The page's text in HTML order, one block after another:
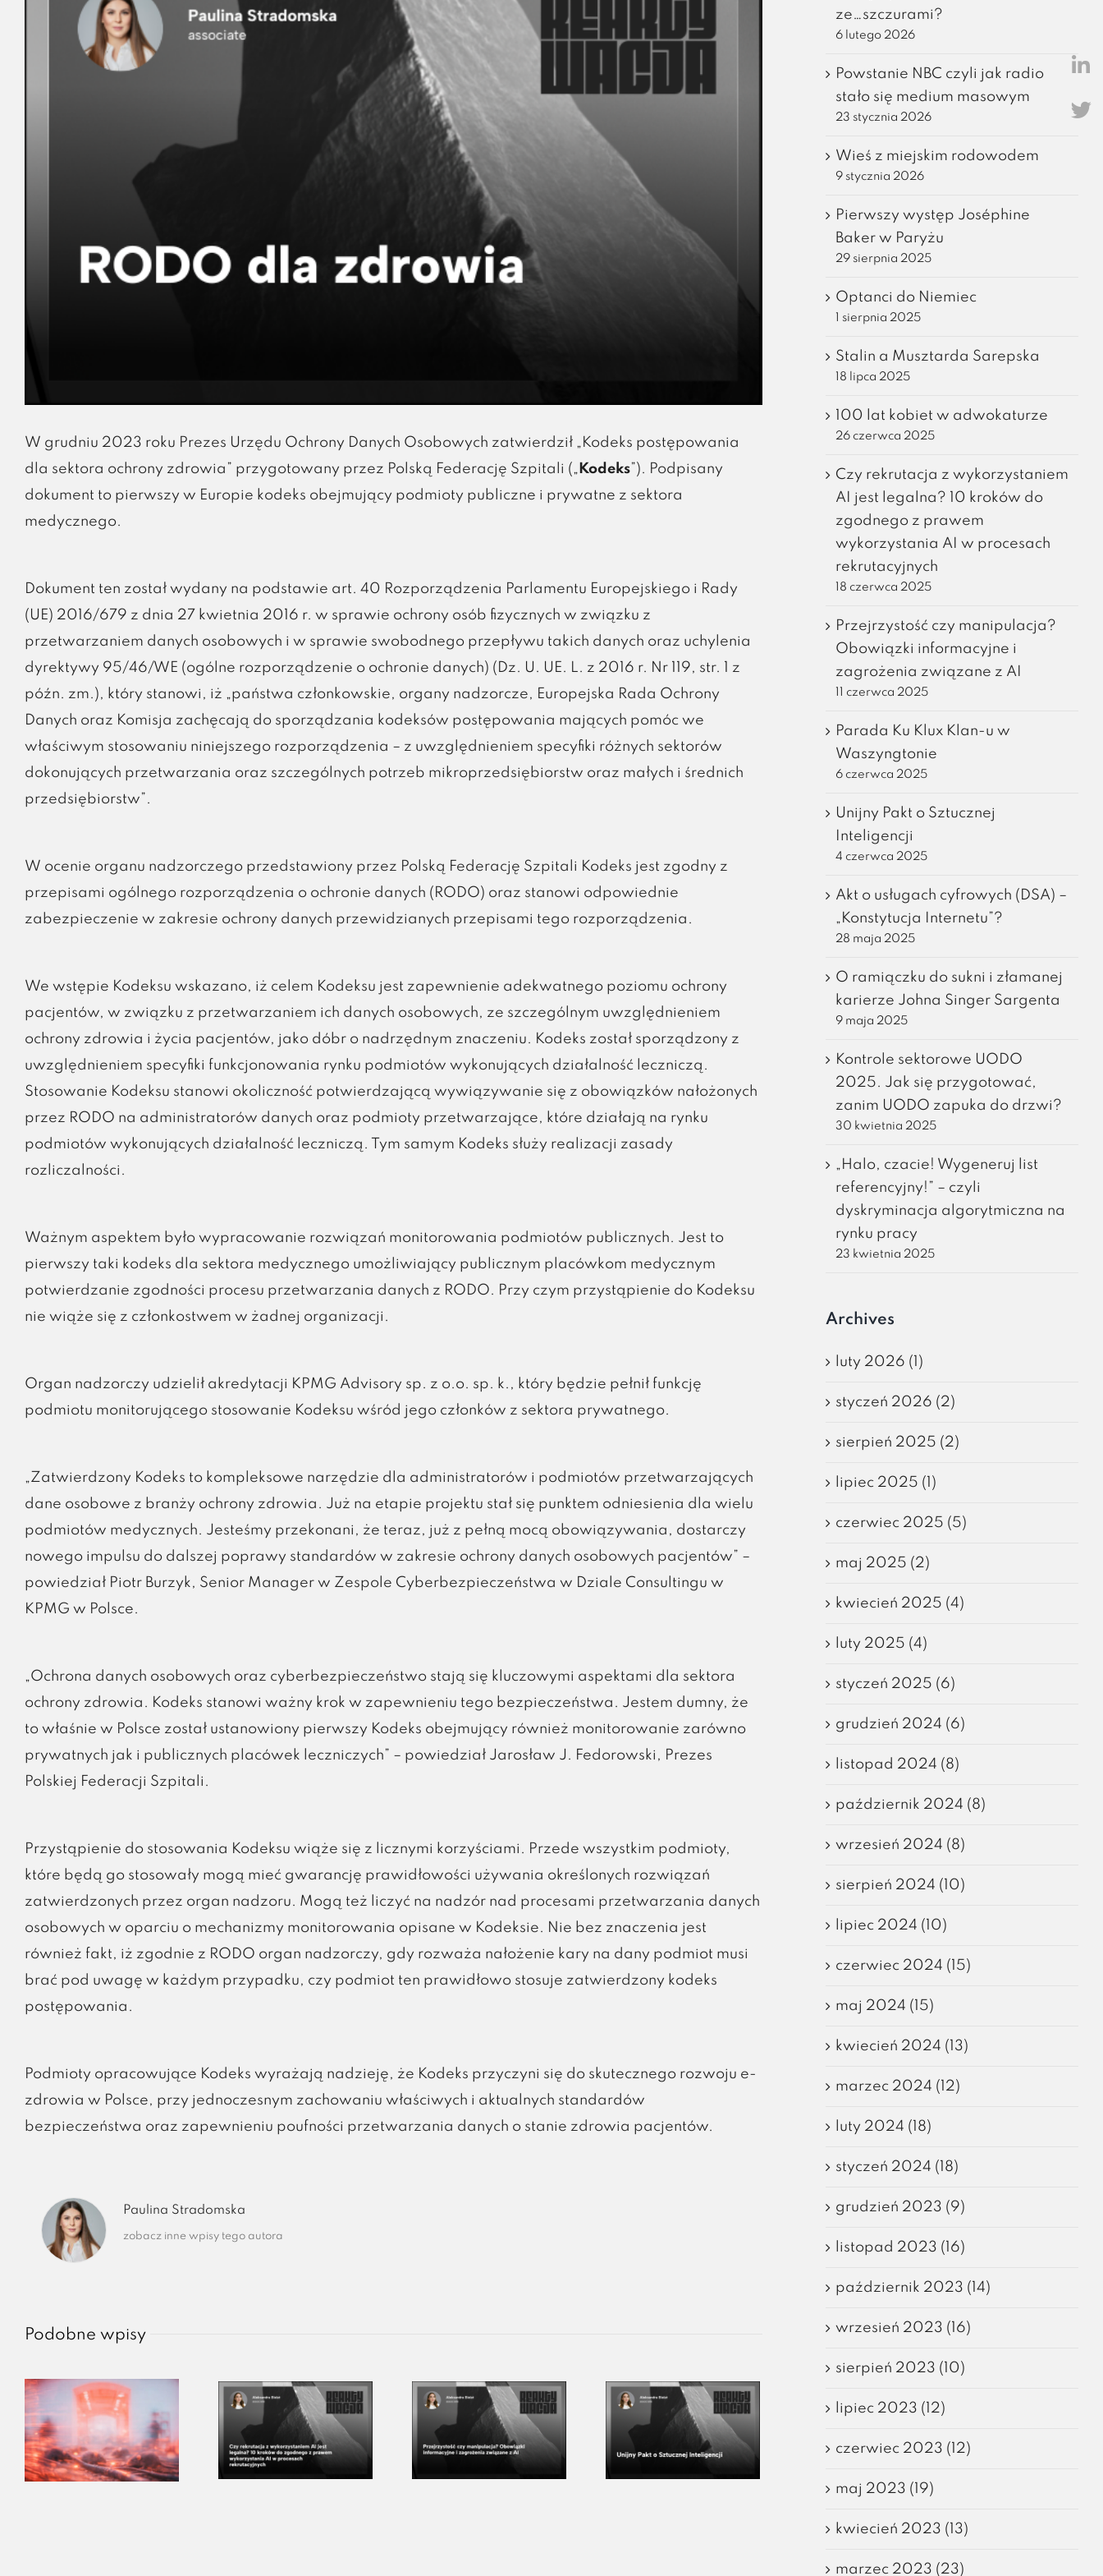
W grudniu 2023 roku Prezes Urzędu Ochrony Danych Osobowych zatwierdził „Kodeks postępowania
dla sektora ochrony zdrowia” przygotowany przez Polską Federację Szpitali („ Kodeks”). Podpisany
dokument to pierwszy w Europie kodeks obejmujący podmioty publiczne i prywatne z sektora
medycznego.
Dokument ten został wydany na podstawie art. 40 Rozporządzenia Parlamentu Europejskiego i Rady
(UE) 2016/679 z dnia 27 kwietnia 2016 r. w sprawie ochrony osób fizycznych w związku z
przetwarzaniem danych osobowych i w sprawie swobodnego przepływu takich danych oraz uchylenia
dyrektywy 95/46/WE (ogólne rozporządzenie o ochronie danych) (Dz. U. UE. L. z 2016 r. Nr 119, str. 1 z
późn. zm.), który stanowi, iż „państwa członkowskie, organy nadzorcze, Europejska Rada Ochrony
Danych oraz Komisja zachęcają do sporządzania kodeksów postępowania mających pomóc we
właściwym stosowaniu niniejszego rozporządzenia – z uwzględnieniem specyfiki różnych sektorów
dokonujących przetwarzania oraz szczególnych potrzeb mikroprzedsiębiorstw oraz małych i średnich
przedsiębiorstw”.
W ocenie organu nadzorczego przedstawiony przez Polską Federację Szpitali Kodeks jest zgodny z
przepisami ogólnego rozporządzenia o ochronie danych (RODO) oraz stanowi odpowiednie
zabezpieczenie w zakresie ochrony danych przewidzianych przepisami tego rozporządzenia.
We wstępie Kodeksu wskazano, iż celem Kodeksu jest zapewnienie adekwatnego poziomu ochrony
pacjentów, w związku z przetwarzaniem ich danych osobowych, ze szczególnym uwzględnieniem
ochrony zdrowia i życia pacjentów, jako dóbr o nadrzędnym znaczeniu. Kodeks został sporządzony z
uwzględnieniem specyfiki funkcjonowania rynku podmiotów wykonujących działalność leczniczą.
Stosowanie Kodeksu stanowi okoliczność potwierdzającą wywiązywanie się z obowiązków nałożonych
przez RODO na administratorów danych oraz podmioty przetwarzające, które działają na rynku
podmiotów wykonujących działalność leczniczą. Tym samym Kodeks służy realizacji zasady
rozliczalności.
Ważnym aspektem było wypracowanie rozwiązań monitorowania podmiotów publicznych. Jest to
pierwszy taki kodeks dla sektora medycznego umożliwiający publicznym placówkom medycznym
potwierdzanie zgodności procesu przetwarzania danych z RODO. Przy czym przystąpienie do Kodeksu
nie wiąże się z członkostwem w żadnej organizacji.
Organ nadzorczy udzielił akredytacji KPMG Advisory sp. z o.o. sp. k., który będzie pełnił funkcję
podmiotu monitorującego stosowanie Kodeksu wśród jego członków z sektora prywatnego.
„Zatwierdzony Kodeks to kompleksowe narzędzie dla administratorów i podmiotów przetwarzających
dane osobowe z branży ochrony zdrowia. Już na etapie projektu stał się punktem odniesienia dla wielu
podmiotów medycznych. Jesteśmy przekonani, że teraz, już z pełną mocą obowiązywania, dostarczy
nowego impulsu do dalszej poprawy standardów w zakresie ochrony danych osobowych pacjentów” –
powiedział Piotr Burzyk, Senior Manager w Zespole Cyberbezpieczeństwa w Dziale Consultingu w
KPMG w Polsce.
„Ochrona danych osobowych oraz cyberbezpieczeństwo stają się kluczowymi aspektami dla sektora
ochrony zdrowia. Kodeks stanowi ważny krok w zapewnieniu tego bezpieczeństwa. Jestem dumny, że
to właśnie w Polsce został ustanowiony pierwszy Kodeks obejmujący również monitorowanie zarówno
prywatnych jak i publicznych placówek leczniczych” – powiedział Jarosław J. Fedorowski, Prezes
Polskiej Federacji Szpitali.
Przystąpienie do stosowania Kodeksu wiąże się z licznymi korzyściami. Przede wszystkim podmioty,
które będą go stosowały mogą mieć gwarancję prawidłowości używania określonych rozwiązań
zatwierdzonych przez organ nadzoru. Mogą też liczyć na nadzór nad procesami przetwarzania danych
osobowych w oparciu o mechanizmy monitorowania opisane w Kodeksie. Nie bez znaczenia jest
również fakt, iż zgodnie z RODO organ nadzorczy, gdy rozważa nałożenie kary na dany podmiot musi
brać pod uwagę w każdym przypadku, czy podmiot ten prawidłowo stosuje zatwierdzony kodeks
postępowania.
Podmioty opracowujące Kodeks wyrażają nadzieję, że Kodeks przyczyni się do skutecznego rozwoju e-
zdrowia w Polsce, przy jednoczesnym zachowaniu właściwych i aktualnych standardów
bezpieczeństwa oraz zapewnieniu poufności przetwarzania danych o stanie zdrowia pacjentów.
Paulina Stradomska
zobacz inne wpisy tego autora
Podobne wpisy
ze…szczurami?
6 lutego 2026
Powstanie NBC czyli jak radio
stało się medium masowym
23 stycznia 2026
Wieś z miejskim rodowodem
9 stycznia 2026
Pierwszy występ Joséphine
Baker w Paryżu
29 sierpnia 2025
Optanci do Niemiec
1 sierpnia 2025
Stalin a Musztarda Sarepska
18 lipca 2025
100 lat kobiet w adwokaturze
26 czerwca 2025
Czy rekrutacja z wykorzystaniem
AI jest legalna? 10 kroków do
zgodnego z prawem
wykorzystania AI w procesach
rekrutacyjnych
18 czerwca 2025
Przejrzystość czy manipulacja?
Obowiązki informacyjne i
zagrożenia związane z AI
11 czerwca 2025
Parada Ku Klux Klan-u w
Waszyngtonie
6 czerwca 2025
Unijny Pakt o Sztucznej
Inteligencji
4 czerwca 2025
Akt o usługach cyfrowych (DSA) –
„Konstytucja Internetu”?
28 maja 2025
O ramiączku do sukni i złamanej
karierze Johna Singer Sargenta
9 maja 2025
Kontrole sektorowe UODO
2025. Jak się przygotować,
zanim UODO zapuka do drzwi?
30 kwietnia 2025
„Halo, czacie! Wygeneruj list
referencyjny!” – czyli
dyskryminacja algorytmiczna na
rynku pracy
23 kwietnia 2025
Archives
luty 2026 (1)
styczeń 2026 (2)
sierpień 2025 (2)
lipiec 2025 (1)
czerwiec 2025 (5)
maj 2025 (2)
kwiecień 2025 (4)
luty 2025 (4)
styczeń 2025 (6)
grudzień 2024 (6)
listopad 2024 (8)
październik 2024 (8)
wrzesień 2024 (8)
sierpień 2024 (10)
lipiec 2024 (10)
czerwiec 2024 (15)
maj 2024 (15)
kwiecień 2024 (13)
marzec 2024 (12)
luty 2024 (18)
styczeń 2024 (18)
grudzień 2023 (9)
listopad 2023 (16)
październik 2023 (14)
wrzesień 2023 (16)
sierpień 2023 (10)
lipiec 2023 (12)
czerwiec 2023 (12)
maj 2023 (19)
kwiecień 2023 (13)
marzec 2023 (23)